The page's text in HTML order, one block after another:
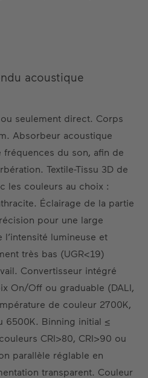
acoustique
seulement direct. Corps
Absorbeur acoustique
du son, afin de
Textile-Tissu 3D de
les couleurs au choix :
Éclairage de la partie
pour une large
lumineuse et
très bas (UGR<19)
Convertisseur intégré
On/Off ou graduable (DALI,
de couleur 2700K,
6500K. Binning initial ≤
CRI>80, CRI>90 ou
parallèle réglable en
transparent. Couleur